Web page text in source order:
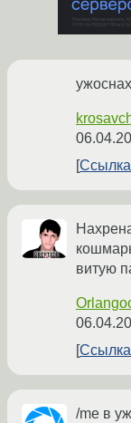
Ссылка
витую
Ссылка
/me в